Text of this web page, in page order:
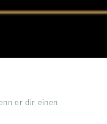
er dir einen